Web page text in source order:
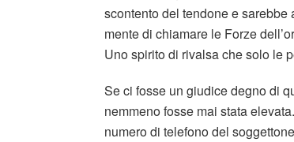
scontento del tendone e
mente di chiamare le Forze
Uno spirito di rivalsa che solo le
Se ci fosse un giudice degno di
nemmeno fosse mai stata
numero di telefono del